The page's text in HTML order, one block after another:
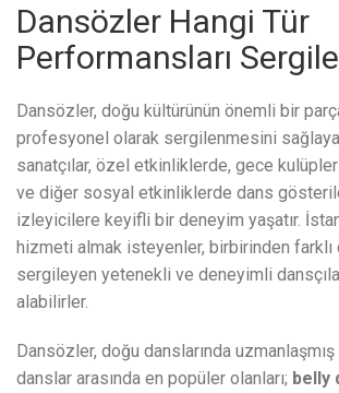
Dansözler Hangi Tür
Performansları
Dansözler, doğu kültürünün önemli bir
profesyonel olarak sergilenmesini
sanatçılar, özel etkinliklerde, gece
ve diğer sosyal etkinliklerde dans
izleyicilere keyifli bir deneyim yaşatır.
hizmeti almak isteyenler, birbirinden farklı
sergileyen yetenekli ve deneyimli
alabilirler.
Dansözler, doğu danslarında uzmanlaşmış
danslar arasında en popüler olanları; belly